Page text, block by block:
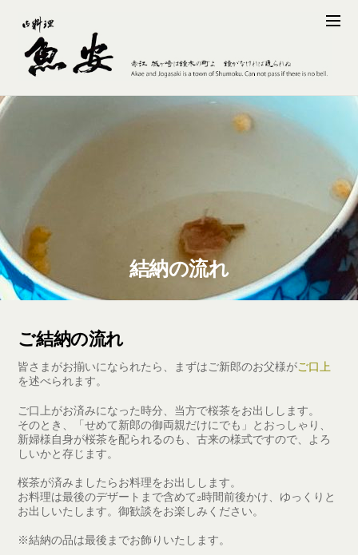
結納の流れ
ご結納の流れ
皆さまがお揃いになられたら、まずはご新郎のお父様がご口上
を述べられます。
ご口上がお済みになった時分、当方で桜茶をお出しします。
そのとき、「せめて新郎の御両親だけにでも」とおっしゃり、
新婦様自身が桜茶を配られるのも、古来の様式ですので、よろ
しいかと存じます。
桜茶が済みましたらお料理をお出しします。
お料理は最後のデザートまで含めて2時間前後かけ、ゆっくりと
お出しいたします。御歓談をお楽しみください。
※結納の品は最後までお飾りいたします。